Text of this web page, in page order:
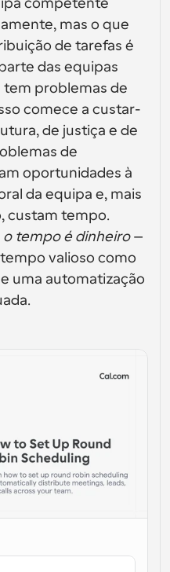
de nível empresarial
Suporte
Cuidados de saúde
Telemedicina
Marketing
Experimente o Cal.ai agora!
com chamadas
por IA
para adicionar
favoritas
participantes
o nosso sistema?
de ajuda
website
e lembretes
as últimas notícias e
fluida com várias pessoas
competente
mas o que
de tarefas é
das equipas
problemas de
comece a custar-
de justiça e de
de
oportunidades à
da equipa e, mais
custam tempo.
o tempo é dinheiro –
valioso como
uma automatização